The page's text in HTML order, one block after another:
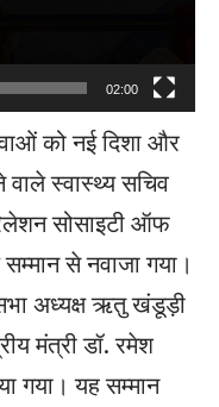
02:00
को नई दिशा और
स्वास्थ्य सचिव
सोसाइटी ऑफ
सम्मान से नवाजा गया।
अध्यक्ष ऋतु खंडूड़ी
मंत्री डॉ. रमेश
गया। यह सम्मान